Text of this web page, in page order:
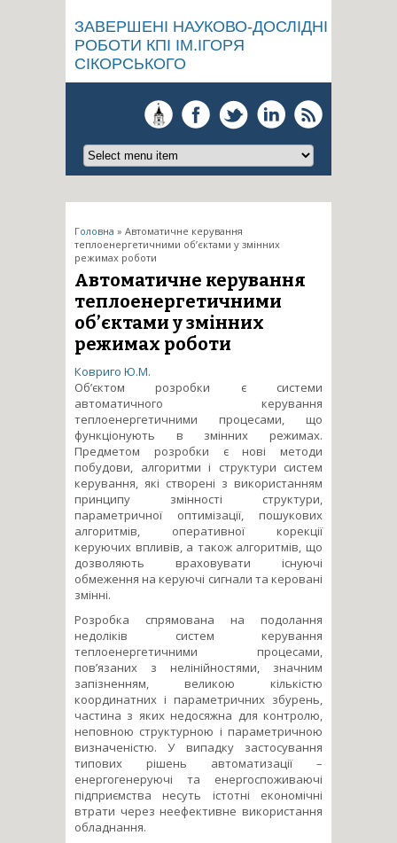
ЗАВЕРШЕНІ НАУКОВО-ДОСЛІДНІ
РОБОТИ КПІ ІМ.ІГОРЯ
СІКОРСЬКОГО
Ви є тут
Головна » Автоматичне керування
теплоенергетичними об’єктами у змінних
режимах роботи
Автоматичне керування
теплоенергетичними
об’єктами у змінних
режимах роботи
Ковриго Ю.М.
Об’єктом розробки є системи
автоматичного керування
теплоенергетичними процесами, що
функціонують в змінних режимах.
Предметом розробки є нові методи
побудови, алгоритми і структури систем
керування, які створені з використанням
принципу змінності структури,
параметричної оптимізації, пошукових
алгоритмів, оперативної корекції
керуючих впливів, а також алгоритмів, що
дозволяють враховувати існуючі
обмеження на керуючі сигнали та керовані
змінні.
Розробка спрямована на подолання
недоліків систем керування
теплоенергетичними процесами,
пов’язаних з нелінійностями, значним
запізненням, великою кількістю
координатних i параметричних збурень,
частина з яких недосяжна для контролю,
неповною структурною i параметричною
визначеністю. У випадку застосування
типових рішень автоматизації –
енергогенеруючі та енергоспоживаючі
підприємства несуть істотні економічні
втрати через неефективне використання
обладнання.